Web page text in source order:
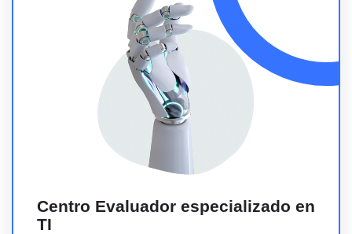
Centro Evaluador especializado en
TI